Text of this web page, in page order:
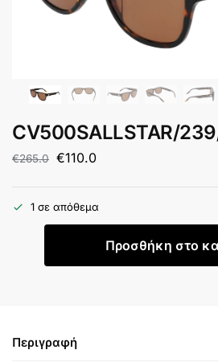
CV500SALLSTAR/
€265.0 €110.0
1 σε απόθεμα
Προσθήκη στο
Περιγραφή